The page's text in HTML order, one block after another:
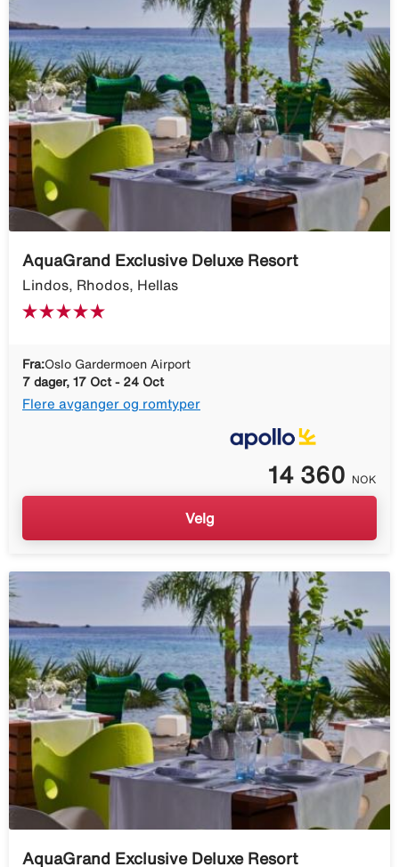
AquaGrand Exclusive Deluxe Resort
Lindos, Rhodos, Hellas
Fra:Oslo Gardermoen Airport
7 dager, 17 Oct - 24 Oct
Flere avganger og romtyper
14 360 NOK
Velg
AquaGrand Exclusive Deluxe Resort